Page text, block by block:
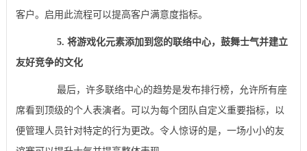
客户。启用此流程可以提高客户满意度指标。
5. 将游戏化元素添加到您的联络中心，鼓舞士气并建立
友好竞争的文化
最后，许多联络中心的趋势是发布排行榜，允许所有座
席看到顶级的个人表演者。可以为每个团队自定义重要指标，以
便管理人员针对特定的行为更改。令人惊讶的是，一场小小的友